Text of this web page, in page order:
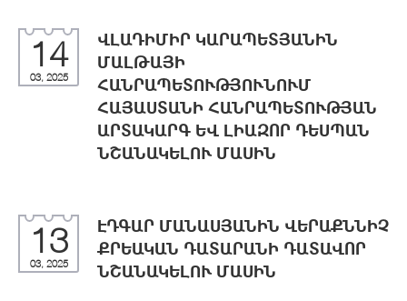
14
03, 2025
ՎԼԱԴԻՄԻՐ ԿԱՐԱՊԵՏՅԱՆԻՆ
ՄԱԼԹԱՅԻ
ՀԱՆՐԱՊԵՏՈՒԹՅՈՒՆՈՒՄ
ՀԱՅԱՍՏԱՆԻ ՀԱՆՐԱՊԵՏՈՒԹՅԱՆ
ԱՐՏԱԿԱՐԳ ԵՎ ԼԻԱԶՈՐ ԴԵՍՊԱՆ
ՆՇԱՆԱԿԵԼՈՒ ՄԱՍԻՆ
13
03, 2025
ԷԴԳԱՐ ՄԱՆԱՍՅԱՆԻՆ ՎԵՐԱՔՆՆԻՉ
ՔՐԵԱԿԱՆ ԴԱՏԱՐԱՆԻ ԴԱՏԱՎՈՐ
ՆՇԱՆԱԿԵԼՈՒ ՄԱՍԻՆ